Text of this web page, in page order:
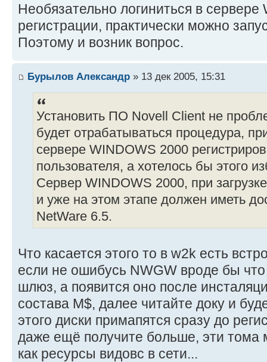
Необязательно логиниться в
регистрации, практически можно
Поэтому и возник вопрос.
Бурылов Александр » 13 дек 2005, 15:31
Установить ПО Novell Client не
будет отрабатываться процедура,
сервере WINDOWS 2000
пользователя, а хотелось бы этого
Сервер WINDOWS 2000, при
и уже на этом этапе должен иметь
NetWare 6.5.
Что касается этого то в w2k есть
если не ошибусь NWGW вроде бы что
шлюз, а появится оно после
состава M$, далее читайте доку и
этого диски примапятся сразу до
даже ещё получите больше, эти тома
как ресурсы видовс в сети...